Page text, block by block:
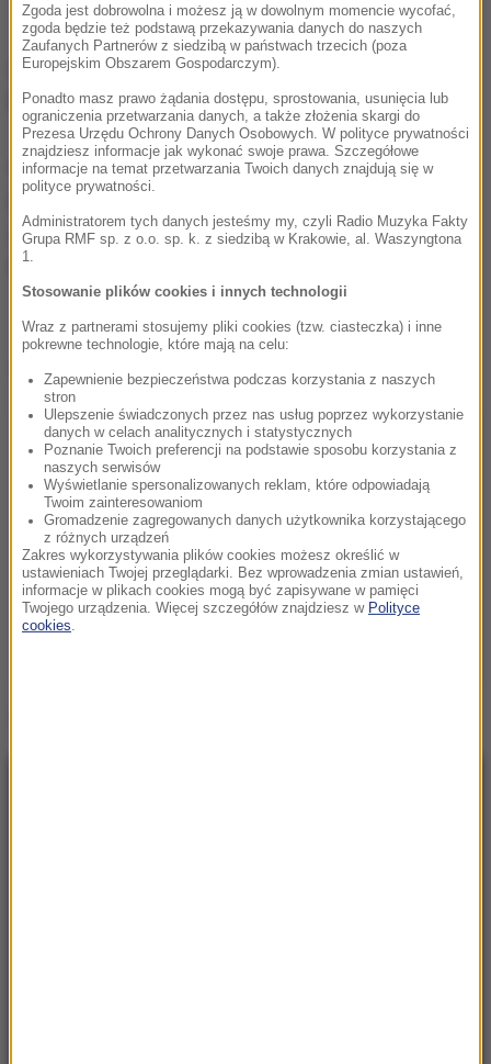
92. gala rozdania Oscarów odbędzie się 9 lutego.
Podobnie jak rok temu - nie będzie prowadzącego.
Wśród obrazów nominowanych do Oscara w
kategorii najlepszy film międzynarodowy jest polski
akcent - "Boże Ciało" Jana Komasy z Bartoszem
Bielenią w roli głównej.
Zgoda jest dobrowolna i możesz ją w dowolnym momencie wycofać,
zgoda będzie też podstawą przekazywania danych do naszych
Zaufanych Partnerów z siedzibą w państwach trzecich (poza
Europejskim Obszarem Gospodarczym).
Ponadto masz prawo żądania dostępu, sprostowania, usunięcia lub
ograniczenia przetwarzania danych, a także złożenia skargi do
Prezesa Urzędu Ochrony Danych Osobowych. W polityce prywatności
znajdziesz informacje jak wykonać swoje prawa. Szczegółowe
informacje na temat przetwarzania Twoich danych znajdują się w
polityce prywatności.
Administratorem tych danych jesteśmy my, czyli Radio Muzyka Fakty
Grupa RMF sp. z o.o. sp. k. z siedzibą w Krakowie, al. Waszyngtona
1.
Stosowanie plików cookies i innych technologii
Wraz z partnerami stosujemy pliki cookies (tzw. ciasteczka) i inne
pokrewne technologie, które mają na celu:
Zapewnienie bezpieczeństwa podczas korzystania z naszych
stron
Ulepszenie świadczonych przez nas usług poprzez wykorzystanie
danych w celach analitycznych i statystycznych
Poznanie Twoich preferencji na podstawie sposobu korzystania z
naszych serwisów
Wyświetlanie spersonalizowanych reklam, które odpowiadają
Twoim zainteresowaniom
Gromadzenie zagregowanych danych użytkownika korzystającego
z różnych urządzeń
Zakres wykorzystywania plików cookies możesz określić w
ustawieniach Twojej przeglądarki. Bez wprowadzenia zmian ustawień,
informacje w plikach cookies mogą być zapisywane w pamięci
Twojego urządzenia. Więcej szczegółów znajdziesz w Polityce
cookies